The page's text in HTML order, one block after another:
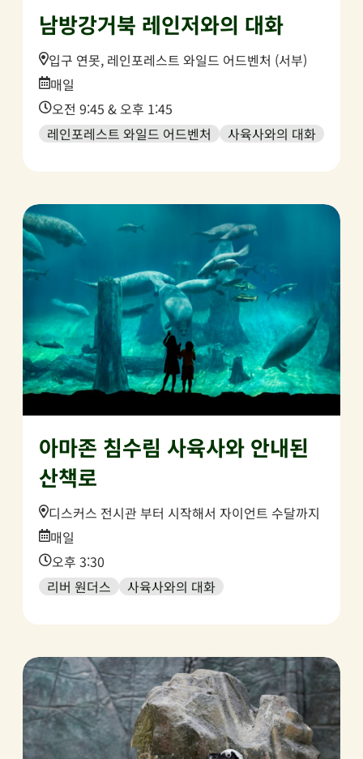
남방강거북 레인저와의 대화
Location:
입구 연못, 레인포레스트 와일드 어드벤처 (서부)
Date:
매일
Time:
오전 9:45 & 오후 1:45
레인포레스트 와일드 어드벤처
사육사와의 대화
아마존 침수림 사육사와 안내된
산책로
Location:
디스커스 전시관 부터 시작해서 자이언트 수달까지
Date:
매일
Time:
오후 3:30
리버 원더스
사육사와의 대화